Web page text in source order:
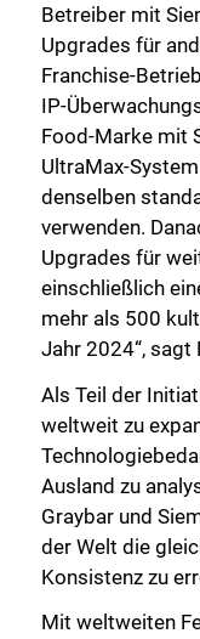
Betreiber mit
Upgrades für
Franchise-
IP-
Food-Marke mit
UltraMax-
denselben
verwenden.
Upgrades für
einschließlich
mehr als 500
Jahr 2024“, sagt
Als Teil der
weltweit zu
Ausland zu
Graybar und
der Welt die
Konsistenz zu
Mit weltweiten